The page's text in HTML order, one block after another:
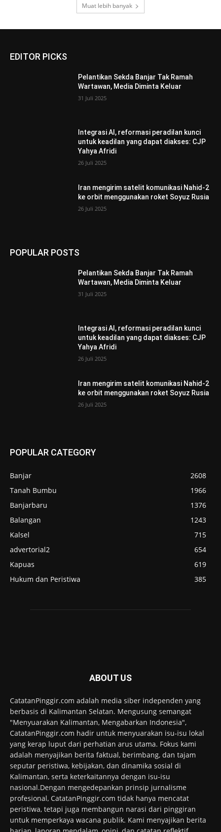
Muat lebih banyak
EDITOR PICKS
Pelantikan Sekda Banjar Tak Ramah
Wartawan, Media Diminta Keluar
31 Juli 2025
Integrasi AI, reformasi peradilan kunci
untuk keadilan yang dapat diakses: CJP
Yahya Afridi
26 Juli 2025
Iran mengirim satelit komunikasi Nahid-2
ke orbit menggunakan roket Soyuz Rusia
26 Juli 2025
POPULAR POSTS
Pelantikan Sekda Banjar Tak Ramah
Wartawan, Media Diminta Keluar
31 Juli 2025
Integrasi AI, reformasi peradilan kunci
untuk keadilan yang dapat diakses: CJP
Yahya Afridi
26 Juli 2025
Iran mengirim satelit komunikasi Nahid-2
ke orbit menggunakan roket Soyuz Rusia
26 Juli 2025
POPULAR CATEGORY
Banjar
2608
Tanah Bumbu
1966
Banjarbaru
1376
Balangan
1243
Kalsel
715
advertorial2
654
Kapuas
619
Hukum dan Peristiwa
385
ABOUT US
CatatanPinggir.com adalah media siber independen yang
berbasis di Kalimantan Selatan. Mengusung semangat
"Menyuarakan Kalimantan, Mengabarkan Indonesia",
CatatanPinggir.com hadir untuk menyuarakan isu-isu lokal
yang kerap luput dari perhatian arus utama. Fokus kami
adalah menyajikan berita faktual, berimbang, dan tajam
seputar peristiwa, kebijakan, dan dinamika sosial di
Kalimantan, serta keterkaitannya dengan isu-isu
nasional.Dengan mengedepankan prinsip jurnalisme
profesional, CatatanPinggir.com tidak hanya mencatat
peristiwa, tetapi juga membangun narasi dari pinggiran
untuk memperkaya wacana publik. Kami menyajikan berita